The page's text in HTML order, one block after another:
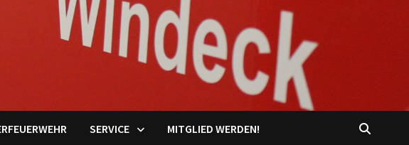
SERVICE MITGLIED WERDEN!